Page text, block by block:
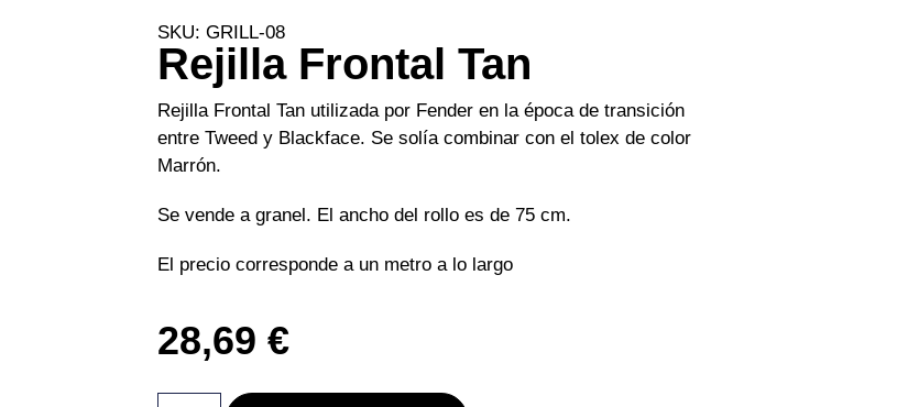
SKU: GRILL-08
Rejilla Frontal Tan
Rejilla Frontal Tan utilizada por Fender en la época de transición
entre Tweed y Blackface. Se solía combinar con el tolex de color
Marrón.
Se vende a granel. El ancho del rollo es de 75 cm.
El precio corresponde a un metro a lo largo
28,69 €